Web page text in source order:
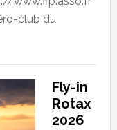
club du
Fly-in
Rotax
2026